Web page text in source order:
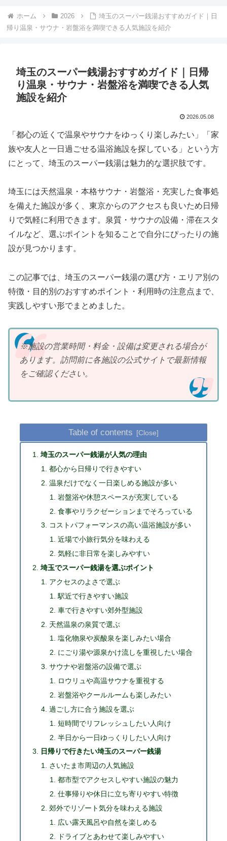
ホーム 2026
埼玉のスーパー銭湯おすすめガイド｜日
帰り温泉・サウナ・岩盤浴を満喫できる人気施設を紹介
埼玉のスーパー銭湯おすすめガイド｜日帰
り温泉・サウナ・岩盤浴を満喫できる人気
施設を紹介
2026.05.08
「都心の近くで温泉やサウナをゆっくり楽しみたい」「家
族や友人と一日過ごせる温浴施設を探している」という方
にとって、埼玉のスーパー銭湯は魅力的な選択肢です。
埼玉には天然温泉・本格サウナ・岩盤浴・充実した食事処
を備えた施設が多く、東京からのアクセスも良いため日帰
りで気軽に利用できます。泉質・サウナの設備・滞在スタ
イルなど、選ぶポイントを知ることで自分にぴったりの施
設が見つかります。
この記事では、埼玉のスーパー銭湯の選び方・エリア別の
特徴・目的別のおすすめポイント・利用時の注意点まで、
実践しやすい形でまとめました。
※施設の営業時間・料金・設備は変更される場合が
あります。訪問前に各施設の公式サイトで最新情報
をご確認ください。
Table of contents
埼玉のスーパー銭湯が人気の理由
都心から日帰りで行きやすい
温泉だけでなく一日楽しめる施設が多い
岩盤浴や休憩スペースが充実している
食事やリラクゼーションまでそろっている
コストパフォーマンスの高い温浴施設が多い
近場で小旅行気分を味わえる
気軽に非日常を楽しみやすい
埼玉でスーパー銭湯を選ぶポイント
アクセスのよさで選ぶ
駅近で行きやすい施設
車で行きやすい郊外型施設
天然温泉の泉質で選ぶ
塩化物泉や炭酸泉を楽しみたい場合
にごり湯や源泉かけ流しを重視したい場合
サウナや岩盤浴の設備で選ぶ
ロウリュや高温サウナを重視する
岩盤浴やクールルームも楽しみたい
過ごし方に合う施設を選ぶ
短時間でリフレッシュしたい人向け
半日から一日ゆっくりしたい人向け
日帰りで行きたい埼玉のスーパー銭湯
さいたま市周辺の人気施設
都市型でアクセスしやすい施設の魅力
仕事帰りや休日に立ち寄りやすい特徴
郊外でリゾート気分を味わえる施設
広い露天風呂や自然を楽しめる
ドライブとあわせて楽しみやすい